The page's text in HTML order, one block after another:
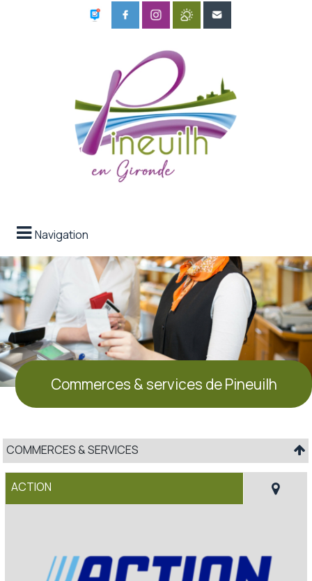
Navigation
Commerces & services de Pineuilh
COMMERCES & SERVICES
ACTION